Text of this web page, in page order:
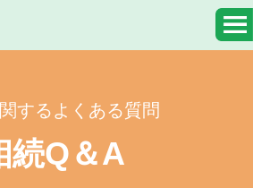
するよくある質問
続Q＆A